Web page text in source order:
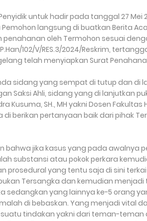
untuk hadir pada tanggal 27 Mei
langsung di buatkan Berita
penahanan oleh Termohon sesuai
102/V/RES.3/2024/Reskrim,
telah menyiapkan Surat
sidang yang sempat di tutup dan di
Saksi Ahli, sidang yang di lanjutkan
Kusuma, SH., MH yakni Dosen Fakultas
di berikan pertanyaan baik dari pihak
bahwa jika kasus yang pada awalnya
substansi atau pokok perkara
prosedural yang tentu saja di sini
Tersangka dan kemudian menjadi
sedangkan yang lainnya ke-5 orang
di bebaskan. Yang menjadi vital
tindakan yakni dari teman-teman